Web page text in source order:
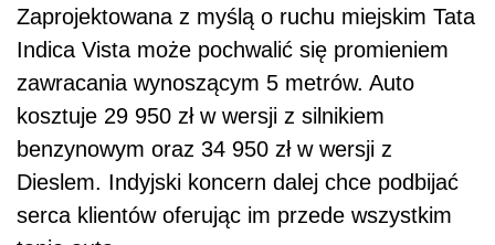
Zaprojektowana z myślą o ruchu miejskim Tata
Indica Vista może pochwalić się promieniem
zawracania wynoszącym 5 metrów. Auto
kosztuje 29 950 zł w wersji z silnikiem
benzynowym oraz 34 950 zł w wersji z
Dieslem. Indyjski koncern dalej chce podbijać
serca klientów oferując im przede wszystkim